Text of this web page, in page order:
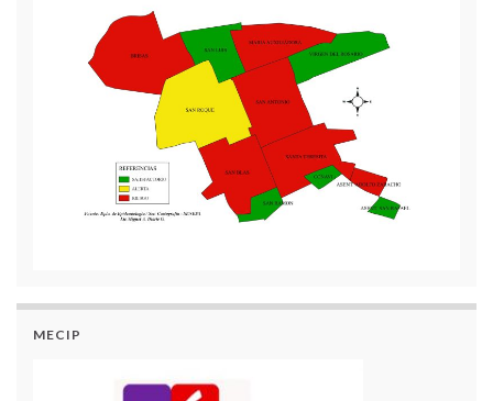
MECIP